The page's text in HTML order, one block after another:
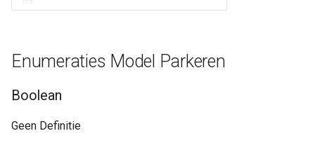
Enumeraties Model Parkeren
Boolean
Geen Definitie